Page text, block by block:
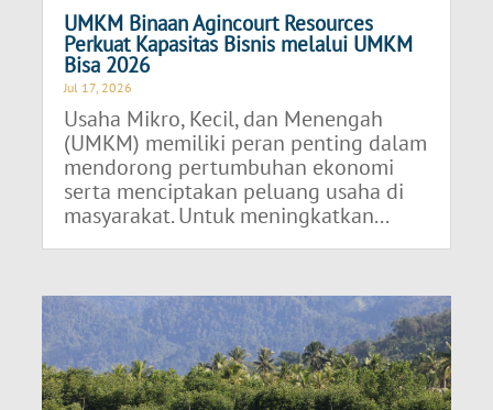
UMKM Binaan Agincourt Resources
Perkuat Kapasitas Bisnis melalui UMKM
Bisa 2026
Jul 17, 2026
Usaha Mikro, Kecil, dan Menengah
(UMKM) memiliki peran penting dalam
mendorong pertumbuhan ekonomi
serta menciptakan peluang usaha di
masyarakat. Untuk meningkatkan...